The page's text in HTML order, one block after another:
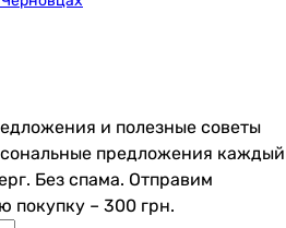
и полезные советы
предложения каждый
Без спама. Отправим
покупку – 300 грн.